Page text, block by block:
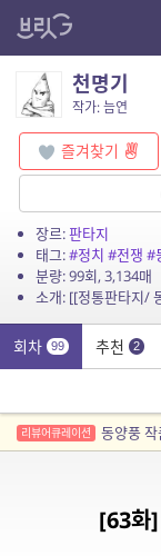
천명기
작가: 늠연
즐겨찾기
장르:판타지
태그:#정치 #전쟁 #
분량: 99회, 3,134매
회차 99 추천 2
리뷰어큐레이션 동양풍
[63화